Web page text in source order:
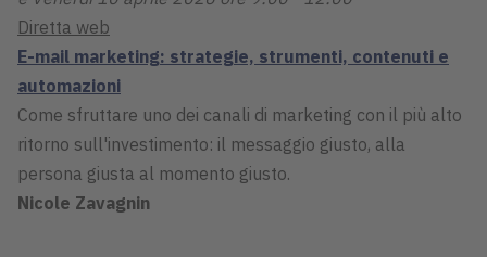
Diretta web
E-mail marketing: strategie, strumenti, contenuti e
automazioni
Come sfruttare uno dei canali di marketing con il più alto
ritorno sull'investimento: il messaggio giusto, alla
persona giusta al momento giusto.
Nicole Zavagnin